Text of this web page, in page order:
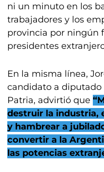
ni un minuto en los
trabajadores y los
provincia por ningún
presidentes
En la misma línea,
candidato a diputado
Patria, advirtió que
destruir la industria,
y hambrear a
convertir a la
las potencias